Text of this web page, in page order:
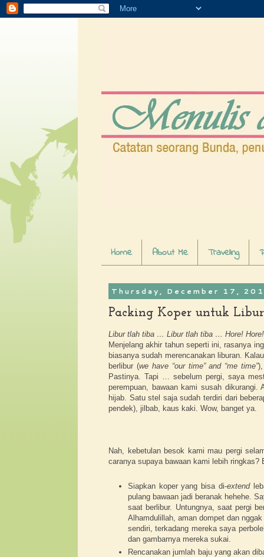
Home About Me Traveling
Thursday, December 17,
Packing Koper untuk
Libur tlah tiba … Libur tlah tiba … Hore!
Menjelang akhir tahun seperti ini, rasanya
biasanya sudah merencanakan liburan.
berlibur (we have “our time” and “me time”
Pastinya. Tapi … sebelum pergi, saya
perempuan, bawaan kami susah dikurangi.
hijab. Satu stel saja sudah terdiri dari
pendek), jilbab, kaus kaki. Wow, banget ya.
Nah, kebetulan besok kami mau pergi
caranya supaya bawaan kami lebih
Siapkan koper yang bisa di-extend
pulang bawaan jadi beranak hehehe.
saat berlibur. Untungnya, saat pergi
Alhamdulillah, aman dompet dan
sendiri, terkadang mereka saya
dan gambarnya mereka sukai.
Rencanakan jumlah baju yang akan